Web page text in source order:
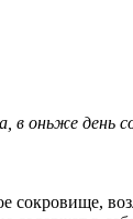
в оньже
сокровище,